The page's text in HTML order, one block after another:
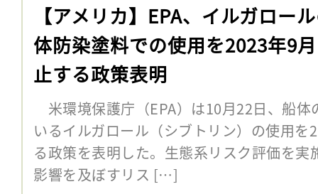
【アメリカ】EPA、イルガロー
体防染塗料での使用を2023年9
止する政策表明
米環境保護庁（EPA）は10月22日、船体
いるイルガロール（シブトリン）の使用
る政策を表明した。生態系リスク評価を
影響を及ぼすリス […]